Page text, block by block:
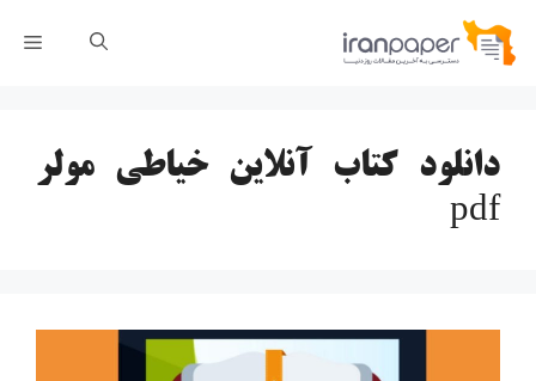
پرش
دانلود کتاب آنلاین خیاطی مولر
pdf